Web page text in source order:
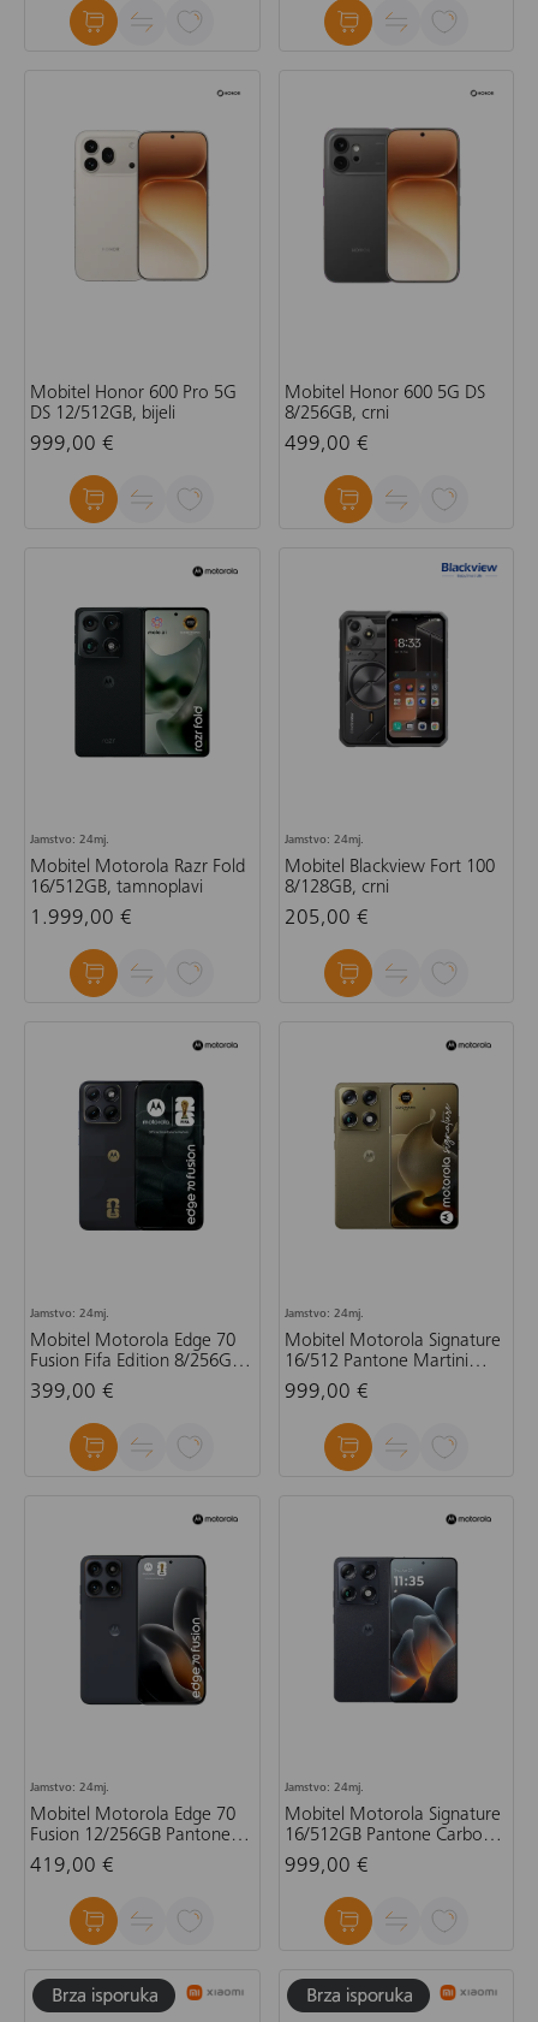
Mobitel Honor 600 Pro 5G
DS 12/512GB, bijeli
999,00 €
Mobitel Honor 600 5G DS
8/256GB, crni
499,00 €
Jamstvo: 24mj.
Mobitel Motorola Razr Fold
16/512GB, tamnoplavi
1.999,00 €
Jamstvo: 24mj.
Mobitel Blackview Fort 100
8/128GB, crni
205,00 €
Jamstvo: 24mj.
Mobitel Motorola Edge 70
Fusion Fifa Edition 8/256GB
Pantone Silhouette, crni
399,00 €
Jamstvo: 24mj.
Mobitel Motorola Signature
16/512 Pantone Martini
Olive Gold, zlatni
999,00 €
Jamstvo: 24mj.
Mobitel Motorola Edge 70
Fusion 12/256GB Pantone
Silhouette, crni
419,00 €
Jamstvo: 24mj.
Mobitel Motorola Signature
16/512GB Pantone Carbon,
tamnoplavi
999,00 €